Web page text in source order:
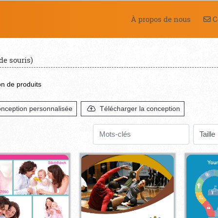
À propos de nous
souris)
de produits
personnalisée Télécharger la conception